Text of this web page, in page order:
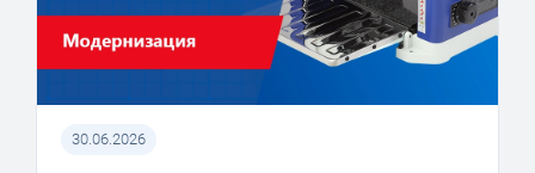
30.06.2026